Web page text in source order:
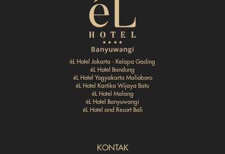
éL Hotel Jakarta - Kelapa Gading
éL Hotel Bandung
éL Hotel Yogyakarta Malioboro
éL Hotel Kartika Wijaya Batu
éL Hotel Malang
éL Hotel Banyuwangi
éL Hotel and Resort Bali
KONTAK